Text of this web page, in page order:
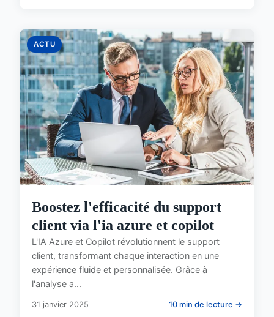
ACTU
Boostez l'efficacité du support
client via l'ia azure et copilot
L'IA Azure et Copilot révolutionnent le support
client, transformant chaque interaction en une
expérience fluide et personnalisée. Grâce à
l'analyse a...
31 janvier 2025 10 min de lecture →